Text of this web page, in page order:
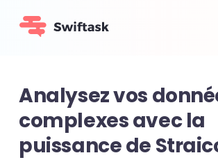
Analysez vos
complexes avec la
puissance de